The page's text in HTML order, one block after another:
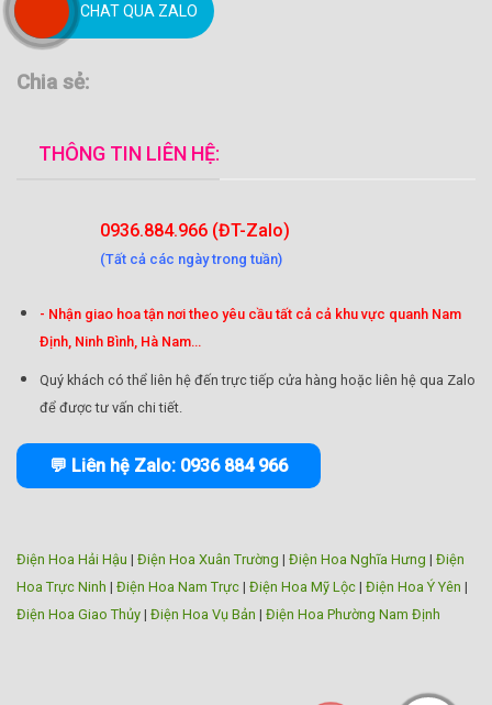
Chia sẻ:
THÔNG TIN LIÊN HỆ:
0936.884.966 (ĐT-Zalo)
(Tất cả các ngày trong tuần)
- Nhận giao hoa tận nơi theo yêu cầu tất cả cả khu vực quanh Nam
Định, Ninh Bình, Hà Nam...
Quý khách có thể liên hệ đến trực tiếp cửa hàng hoặc liên hệ qua Zalo
để được tư vấn chi tiết.
💬 Liên hệ Zalo: 0936 884 966
Điện Hoa Hải Hậu | Điện Hoa Xuân Trường | Điện Hoa Nghĩa Hưng | Điện
Hoa Trực Ninh | Điện Hoa Nam Trực | Điện Hoa Mỹ Lộc | Điện Hoa Ý Yên |
Điện Hoa Giao Thủy | Điện Hoa Vụ Bản | Điện Hoa Phường Nam Định
CHAT QUA ZALO